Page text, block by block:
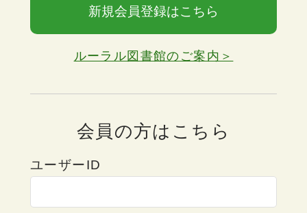
新規会員登録はこちら
ルーラル図書館のご案内＞
会員の方はこちら
ユーザーID